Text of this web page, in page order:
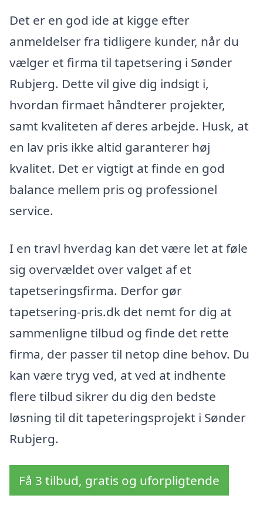
Det er en god ide at kigge efter
anmeldelser fra tidligere kunder, når du
vælger et firma til tapetsering i Sønder
Rubjerg. Dette vil give dig indsigt i,
hvordan firmaet håndterer projekter,
samt kvaliteten af deres arbejde. Husk, at
en lav pris ikke altid garanterer høj
kvalitet. Det er vigtigt at finde en god
balance mellem pris og professionel
service.
I en travl hverdag kan det være let at føle
sig overvældet over valget af et
tapetseringsfirma. Derfor gør
tapetsering-pris.dk det nemt for dig at
sammenligne tilbud og finde det rette
firma, der passer til netop dine behov. Du
kan være tryg ved, at ved at indhente
flere tilbud sikrer du dig den bedste
løsning til dit tapeteringsprojekt i Sønder
Rubjerg.
Få 3 tilbud, gratis og uforpligtende